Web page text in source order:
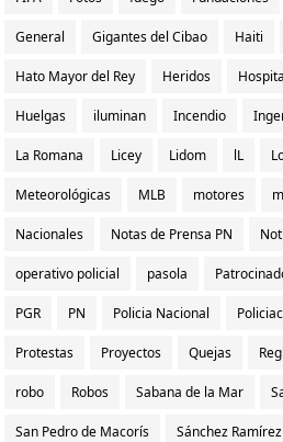
General Gigantes del Cibao Haiti
Hato Mayor del Rey Heridos
Huelgas iluminan Incendio
La Romana Licey Lidom lL
Meteorológicas MLB motores
Nacionales Notas de Prensa PN
operativo policial pasola
PGR PN Policia Nacional
Protestas Proyectos Quejas
robo Robos Sabana de la Mar
San Pedro de Macorís Sánchez Ramírez